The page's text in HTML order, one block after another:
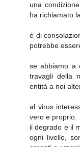
una
ha richiamato
è di
potrebbe
se abbiamo a
travagli della
entità a noi
al virus
vero e proprio.
il degrado e il
ogni livello,